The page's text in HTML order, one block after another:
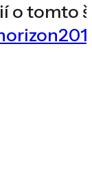
o tomto